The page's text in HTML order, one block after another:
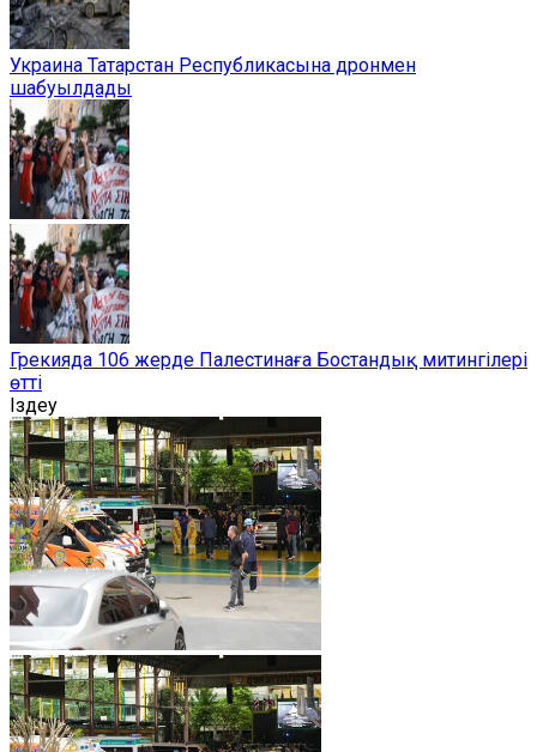
Украина Татарстан Республикасына дронмен
шабуылдады
Грекияда 106 жерде Палестинаға Бостандық митингілері
өтті
Іздеу